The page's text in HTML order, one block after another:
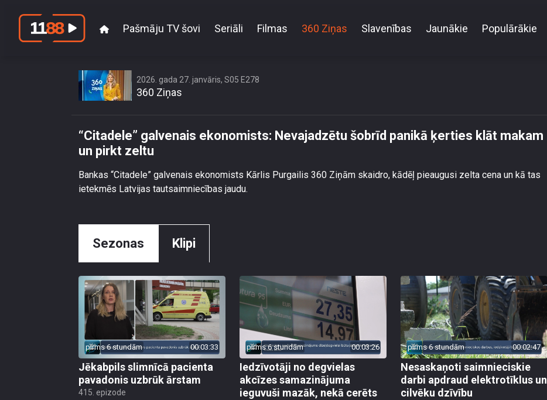
Pašmāju TV šovi Seriāli Filmas 360 Ziņas Slavenības Jaunākie Populārākie
2026. gada 27. janvāris, S05 E278
360 Ziņas
“Citadele” galvenais ekonomists: Nevajadzētu šobrīd panikā ķerties klāt makam
un pirkt zeltu
Bankas “Citadele” galvenais ekonomists Kārlis Purgailis 360 Ziņām skaidro, kādēļ pieaugusi zelta cena un kā tas
ietekmēs Latvijas tautsaimniecības jaudu.
Sezonas Klipi
pirms 6 stundām 00:03:33
Jēkabpils slimnīcā pacienta
pavadonis uzbrūk ārstam
415. epizode
pirms 6 stundām 00:03:26
Iedzīvotāji no degvielas
akcīzes samazinājuma
ieguvuši mazāk, nekā cerēts
pirms 6 stundām 00:02:47
Nesaskaņoti saimnieciskie
darbi apdraud elektrotīklus un
cilvēku dzīvību